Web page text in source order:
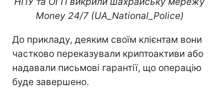
Money 24/7 (UA_National_Police)
До прикладу, деяким своїм клієнтам вони
частково переказували криптоактиви або
надавали письмові гарантії, що операцію
буде завершено.